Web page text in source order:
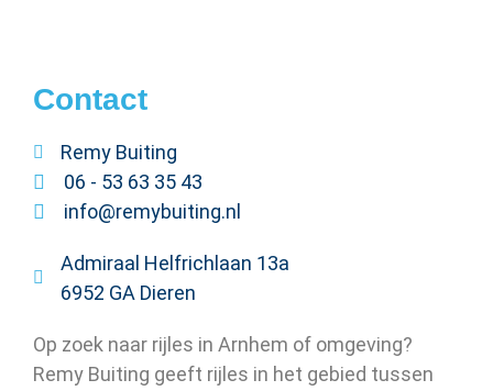
Contact
Remy Buiting
06 - 53 63 35 43
info@remybuiting.nl
Admiraal Helfrichlaan 13a
6952 GA Dieren
Op zoek naar rijles in Arnhem of omgeving?
Remy Buiting geeft rijles in het gebied tussen